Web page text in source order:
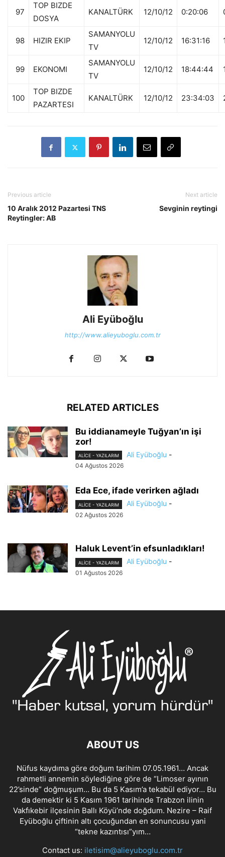
97
TOP BIZDE
DOSYA
KANALTÜRK 12/10/12 0:20:06
98 HIZIR EKIP
SAMANYOLU
TV
12/10/12 16:31:16
99 EKONOMI
SAMANYOLU
TV
12/10/12 18:44:44
100
TOP BIZDE
PAZARTESI
KANALTÜRK 12/10/12 23:34:03
Previous article
10 Aralık 2012 Pazartesi TNS
Reytingler: AB
Next article
Sevginin reytingi
Ali Eyüboğlu
http://www.alieyuboglu.com.tr
RELATED ARTICLES
Bu iddianameyle Tuğyan’ın işi
zor!
ALİCE - YAZILARIM Ali Eyüboğlu -
04 Ağustos 2026
Eda Ece, ifade verirken ağladı
ALİCE - YAZILARIM Ali Eyüboğlu -
02 Ağustos 2026
Haluk Levent’in efsunladıkları!
ALİCE - YAZILARIM Ali Eyüboğlu -
01 Ağustos 2026
ABOUT US
Nüfus kaydıma göre doğum tarihim 07.05.1961… Ancak
rahmetli annemin söylediğine göre de “Limoser ayının
22’sinde” doğmuşum… Bu da 5 Kasım’a tekabül ediyor… Bu
da demektir ki 5 Kasım 1961 tarihinde Trabzon ilinin
Vakfıkebir ilçesinin Ballı Köyü’nde doğdum. Nezire – Raif
Eyüboğlu çiftinin altı çocuğundan en sonuncusu yani
“tekne kazıntısı”yım…
Contact us: iletisim@alieyuboglu.com.tr